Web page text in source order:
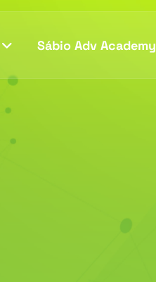
Sábio Adv Academy